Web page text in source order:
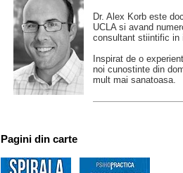
Dr. Alex Korb este
UCLA si avand
consultant stiintific in
Inspirat de o
noi cunostinte din
mult mai sanatoasa.
Pagini din carte